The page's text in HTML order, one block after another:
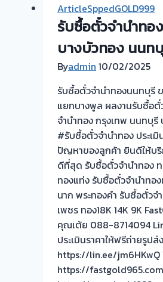
ทอง
ยินดี
บริการ
รับ
ไถ่ถอน
ถึง
โรง
จำนำ
ร้าน
ทอง
ประเมิน
หน้า
ตั๋ว
ฟรี
จ่าย
สด
ทันที
ArticleSppedGOLD999
รับซื้อตั๋วจำนำทอ
บางบัวทอง นนท
Byadmin 10/02/2025
รับซื้อตั๋วจำนำทองนนทบุรี
แยกบางพูล ผลงานรับซื้อตั๋
จำนำทอง กรุงเทพ นนทบุ
#รับซื้อตั๋วจำนำทอง ประเมิ
ปัญหาของลูกค้า ยินดีให้บ
ดีที่สุด รับซื้อตั๋วจำนำทอง
ทองแท่ง รับซื้อตั๋วจำนำทอ
นาก พระทองคำ รับซื้อตั๋วจ
เพชร ทอง18K 14K 9K
คุณเต้ย 088-8714094
ประเมินราคาให้ฟรีถ่ายรูปส่
https://lin.ee/jm6HKwQ
https://